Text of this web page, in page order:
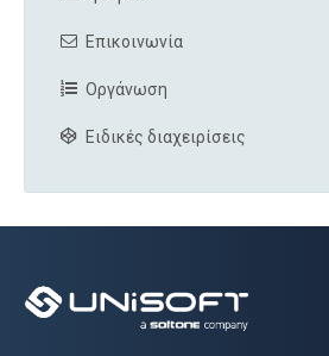
Επικοινωνία
Οργάνωση
Ειδικές διαχειρίσεις